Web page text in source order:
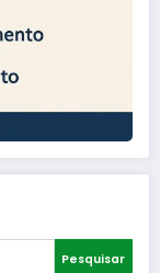
Pesquisar